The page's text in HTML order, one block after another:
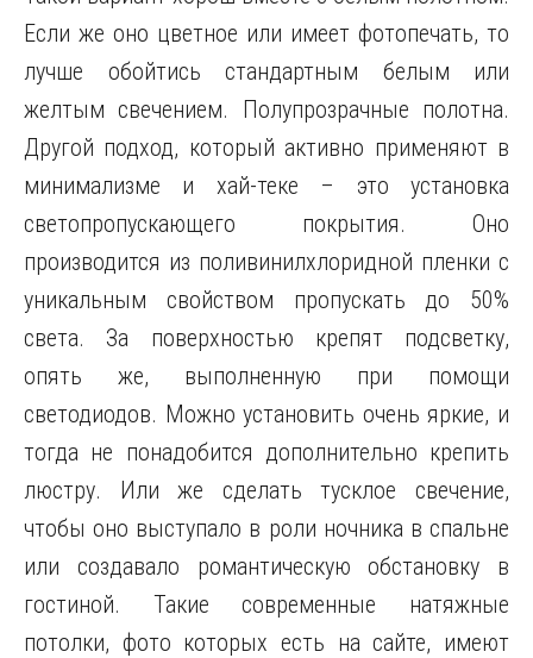
Если же оно цветное или имеет фотопечать, то
лучше обойтись стандартным белым или
желтым свечением. Полупрозрачные полотна.
Другой подход, который активно применяют в
минимализме и хай-теке – это установка
светопропускающего покрытия. Оно
производится из поливинилхлоридной пленки с
уникальным свойством пропускать до 50%
света. За поверхностью крепят подсветку,
опять же, выполненную при помощи
светодиодов. Можно установить очень яркие, и
тогда не понадобится дополнительно крепить
люстру. Или же сделать тусклое свечение,
чтобы оно выступало в роли ночника в спальне
или создавало романтическую обстановку в
гостиной. Такие современные натяжные
потолки, фото которых есть на сайте, имеют